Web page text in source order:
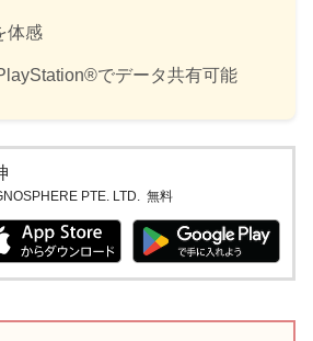
体感
でデータ共有可能
PTE. LTD. 無料